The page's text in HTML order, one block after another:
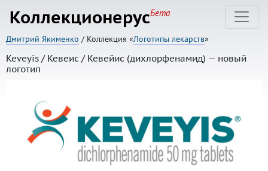
КоллекционерусБета
Дмитрий Якименко / Коллекция «Логотипы лекарств»
Keveyis / Кевеис / Кевейис (дихлорфенамид) — новый
логотип